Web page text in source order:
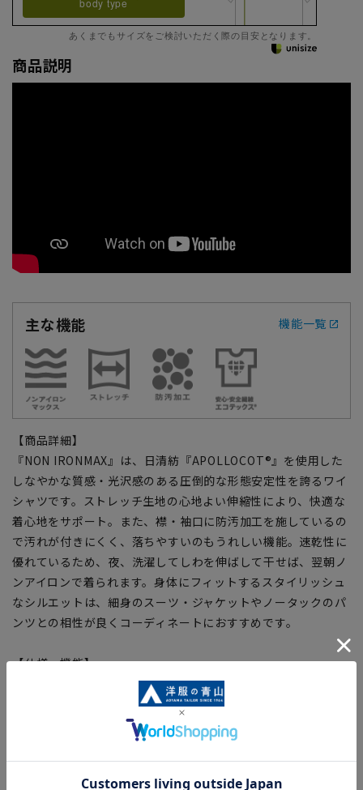
あくまでもサイズをご検討いただく際の目安となります。
商品説明
主な機能 機能一覧
【商品詳細】
『NON IRONMAX』は、日清紡『APOLLOCOT®』を使用した
しなやかな質感・光沢感のある圧倒的な形態安定性を誇るワイ
シャツです。ストレッチ生地の心地よい伸縮性により、快適な
着心地をサポート。また、襟・袖口に防汚加工を施しているの
で汚れが付きにくく、落ちやすいのもうれしい機能。速乾性に
優れているため、夜、洗濯してしわを伸ばして干せば、翌朝ノ
ンアイロンで着られます。身体にフィットするスタイリッシュ
なシルエットは、細身のスーツ・ジャケットやノータックのパ
ンツとの相性が良くコーディネートにおすすめです。
【仕様・機能】
日清紡『APOLLOCOT®』を使用した最高ランクの形態安定性
を誇り、綿100%でありながらシワや生地の収縮を防ぎます。
綿の柔らかな風合いにストレッチ性をプラス、快適なシャツに